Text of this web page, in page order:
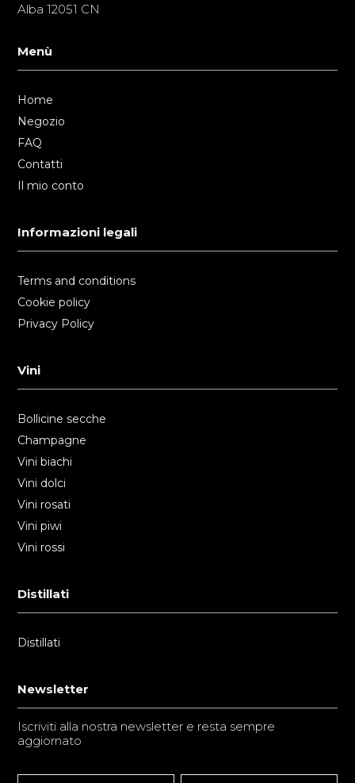
Alba 12051 CN
Menù
Home
Negozio
FAQ
Contatti
Il mio conto
Informazioni legali
Terms and conditions
Cookie policy
Privacy Policy
Vini
Bollicine secche
Champagne
Vini biachi
Vini dolci
Vini rosati
Vini piwi
Vini rossi
Distillati
Distillati
Newsletter
Iscriviti alla nostra newsletter e resta sempre
aggiornato